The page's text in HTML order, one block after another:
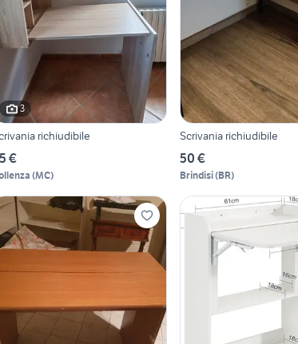
3
richiudibile
€
(MC)
Scrivania richiudibile
50 €
Brindisi(BR)